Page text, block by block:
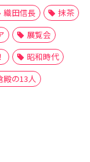
織田信長
抹茶
展覧会
昭和時代
殿の13人